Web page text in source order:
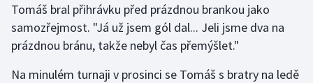
Ostatní
Tomáš bral přihrávku před prázdnou brankou jako
samozřejmost. "Já už jsem gól dal... Jeli jsme dva na
prázdnou bránu, takže nebyl čas přemýšlet."
Na minulém turnaji v prosinci se Tomáš s bratry na ledě